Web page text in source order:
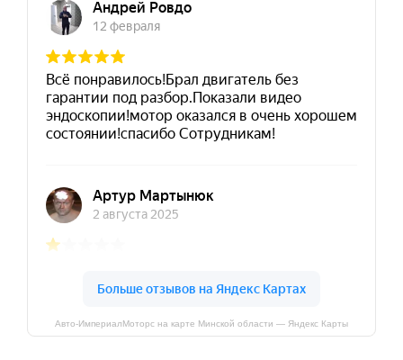
Авто-ИмпериалМоторс на карте Минской области — Яндекс Карты